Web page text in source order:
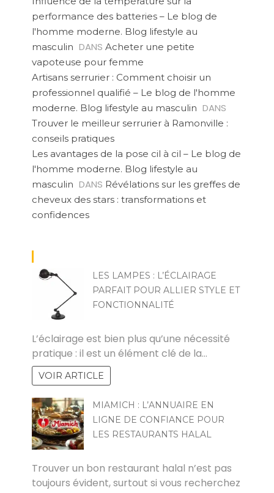
performance des batteries – Le blog de
l'homme moderne. Blog lifestyle au
masculin DANS Acheter une petite
vapoteuse pour femme
Artisans serrurier : Comment choisir un
professionnel qualifié – Le blog de l'homme
moderne. Blog lifestyle au masculin DANS
Trouver le meilleur serrurier à Ramonville :
conseils pratiques
Les avantages de la pose cil à cil – Le blog de
l'homme moderne. Blog lifestyle au
masculin DANS Révélations sur les greffes de
cheveux des stars : transformations et
confidences
LES LAMPES : L’ÉCLAIRAGE
PARFAIT POUR ALLIER STYLE ET
FONCTIONNALITÉ
L’éclairage est bien plus qu’une nécessité
pratique : il est un élément clé de la…
VOIR ARTICLE
MIAMICH : L’ANNUAIRE EN
LIGNE DE CONFIANCE POUR
LES RESTAURANTS HALAL
Trouver un bon restaurant halal n’est pas
toujours évident, surtout si vous recherchez